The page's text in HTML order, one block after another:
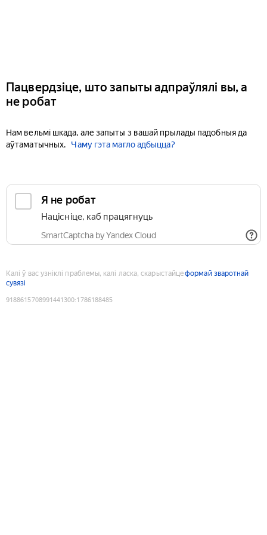
Пацвердзіце, што запыты адпраўлялі вы, а
не робат
Нам вельмі шкада, але запыты з вашай прылады падобныя да
аўтаматычных.
Чаму гэта магло адбыцца?
Я не робат
Націсніце, каб працягнуць
SmartCaptcha by Yandex Cloud
Калі ў вас узніклі праблемы, калі ласка, скарыстайцеформай зваротнай
сувязі
9188615708991441300:1786188485